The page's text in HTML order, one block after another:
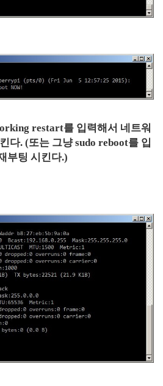
restart를 입력해서 네트워
다. (또는 그냥 sudo reboot를 입
부팅 시킨다.)